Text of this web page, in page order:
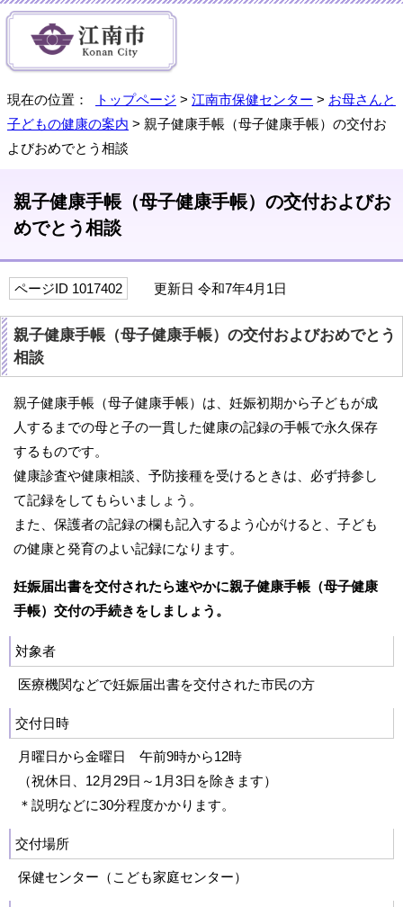
現在の位置： トップページ > 江南市保健センター > お母さんと
子どもの健康の案内 > 親子健康手帳（母子健康手帳）の交付お
よびおめでとう相談
親子健康手帳（母子健康手帳）の交付およびお
めでとう相談
ページID 1017402 更新日 令和7年4月1日
親子健康手帳（母子健康手帳）の交付およびおめでとう
相談
親子健康手帳（母子健康手帳）は、妊娠初期から子どもが成
人するまでの母と子の一貫した健康の記録の手帳で永久保存
するものです。
健康診査や健康相談、予防接種を受けるときは、必ず持参し
て記録をしてもらいましょう。
また、保護者の記録の欄も記入するよう心がけると、子ども
の健康と発育のよい記録になります。
妊娠届出書を交付されたら速やかに親子健康手帳（母子健康
手帳）交付の手続きをしましょう。
対象者
医療機関などで妊娠届出書を交付された市民の方
交付日時
月曜日から金曜日 午前9時から12時
（祝休日、12月29日～1月3日を除きます）
＊説明などに30分程度かかります。
交付場所
保健センター（こども家庭センター）